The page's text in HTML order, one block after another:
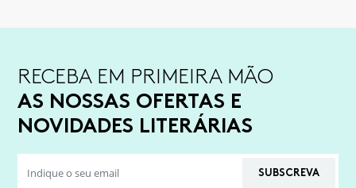
RECEBA EM PRIMEIRA MÃO
AS NOSSAS OFERTAS E
NOVIDADES LITERÁRIAS
SUBSCREVA